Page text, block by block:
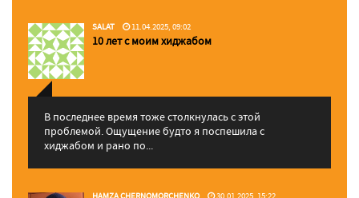
SALAT 11.04.2025, 09:02
10 лет с моим хиджабом
В последнее время тоже столкнулась с этой
проблемой. Ощущение будто я поспешила с
хиджабом и рано по...